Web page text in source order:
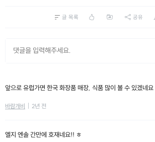
글 목록 공유
앞으로 유럽가면 한국 화장품 매장, 식품 많이 볼 수 있겠네요
바람개비 2년 전
엘지 엔솔 간만에 호재네요!! ㅎ